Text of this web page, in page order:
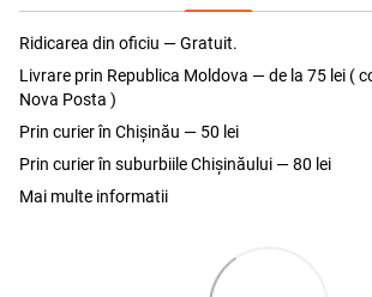
Ridicarea din oficiu — Gratuit.
Livrare prin Republica Moldova — de la 75 lei (
Nova Posta )
Prin curier în Chișinău — 50 lei
Prin curier în suburbiile Chişinăului — 80 lei
Mai multe informatii